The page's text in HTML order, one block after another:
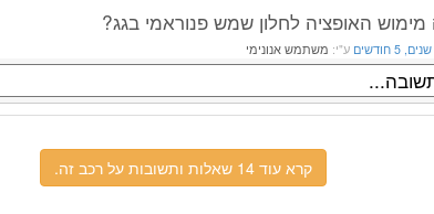
האופציה לחלון שמש פנוראמי בגג?
ע"י: משתמש אנונימי
קרא עוד 14 שאלות ותשובות על רכב זה.